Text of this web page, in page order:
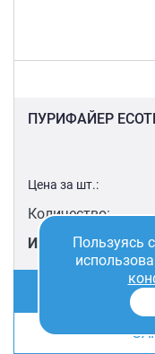
ПУРИФАЙЕР
Цена за шт.:
Количество:
ИТОГО:Пользуясь